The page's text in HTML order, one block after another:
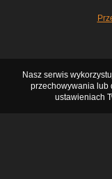
Nasz serwis
przechowywania lub
ustawieniach